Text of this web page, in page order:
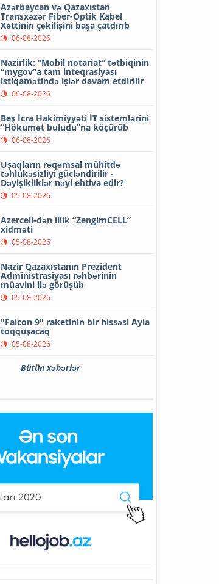
Azərbaycan və Qazaxıstan
Transxəzər Fiber-Optik Kabel
Xəttinin çəkilişini başa çatdırıb
06-08-2026
Nazirlik: “Mobil notariat” tətbiqinin
“mygov”a tam inteqrasiyası
istiqamətində işlər davam etdirilir
06-08-2026
Beş İcra Hakimiyyəti İT sistemlərini
“Hökumət buludu”na köçürüb
06-08-2026
Uşaqların rəqəmsal mühitdə
təhlükəsizliyi gücləndirilir -
Dəyişikliklər nəyi ehtiva edir?
05-08-2026
Azercell-dən illik “ZengimCELL”
xidməti
05-08-2026
Nazir Qazaxıstanın Prezident
Administrasiyası rəhbərinin
müavini ilə görüşüb
05-08-2026
"Falcon 9" raketinin bir hissəsi Ayla
toqquşacaq
05-08-2026
Bütün xəbərlər